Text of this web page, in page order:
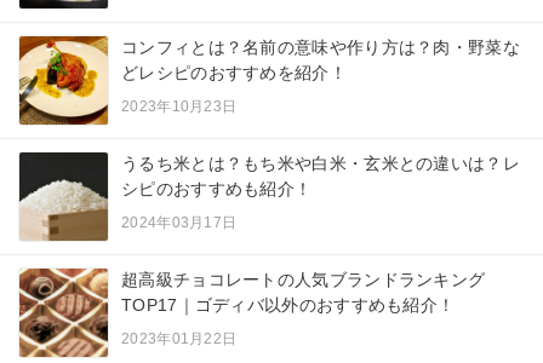
コンフィとは？名前の意味や作り方は？肉・野菜な
どレシピのおすすめを紹介！
2023年10月23日
うるち米とは？もち米や白米・玄米との違いは？レ
シピのおすすめも紹介！
2024年03月17日
超高級チョコレートの人気ブランドランキング
TOP17｜ゴディバ以外のおすすめも紹介！
2023年01月22日